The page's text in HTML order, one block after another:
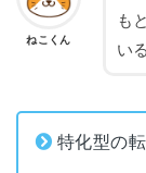
ねこくん
も
い
特化型の